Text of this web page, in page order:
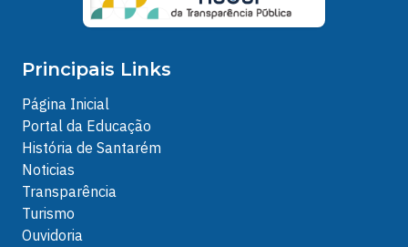
Principais Links
Página Inicial
Portal da Educação
História de Santarém
Noticias
Transparência
Turismo
Ouvidoria